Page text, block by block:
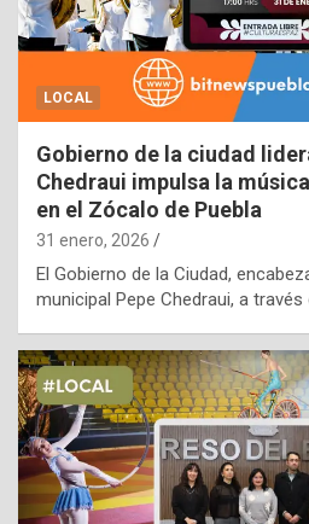
LOCAL
Gobierno de la ciudad
Chedraui impulsa la
en el Zócalo de Puebla
31 enero, 2026
El Gobierno de la Ciudad,
municipal Pepe Chedraui, a través